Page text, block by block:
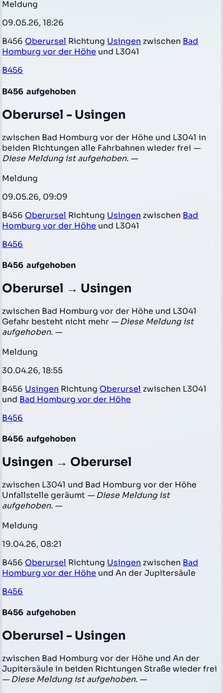
Meldung
09.05.26, 18:26
B456 Oberursel Richtung Usingen zwischen Bad
Homburg vor der Höhe und L3041
B456
B456 aufgehoben
Oberursel - Usingen
zwischen Bad Homburg vor der Höhe und L3041 in
beiden Richtungen alle Fahrbahnen wieder frei —
Diese Meldung ist aufgehoben. —
Meldung
09.05.26, 09:09
B456 Oberursel Richtung Usingen zwischen Bad
Homburg vor der Höhe und L3041
B456
B456 aufgehoben
Oberursel → Usingen
zwischen Bad Homburg vor der Höhe und L3041
Gefahr besteht nicht mehr — Diese Meldung ist
aufgehoben. —
Meldung
30.04.26, 18:55
B456 Usingen Richtung Oberursel zwischen L3041
und Bad Homburg vor der Höhe
B456
B456 aufgehoben
Usingen → Oberursel
zwischen L3041 und Bad Homburg vor der Höhe
Unfallstelle geräumt — Diese Meldung ist
aufgehoben. —
Meldung
19.04.26, 08:21
B456 Oberursel Richtung Usingen zwischen Bad
Homburg vor der Höhe und An der Jupitersäule
B456
B456 aufgehoben
Oberursel - Usingen
zwischen Bad Homburg vor der Höhe und An der
Jupitersäule in beiden Richtungen Straße wieder frei
— Diese Meldung ist aufgehoben. —